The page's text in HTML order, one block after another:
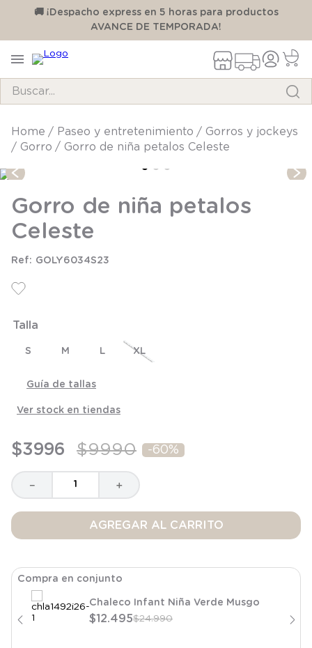
🚚 ¡Despacho express en 5 horas para productos
AVANCE DE TEMPORADA!
paseo y entretenimiento
gorros y jockeys
gorro
Gorro de niña petalos Celeste
Gorro de niña petalos
Celeste
GOLY6034S23
Talla
S M L XL
Guía de tallas
Ver stock en tiendas
$3996 $9990 -60%
＋
－
AGREGAR AL CARRITO
Compra en conjunto
Chaleco Infant Niña Verde Musgo
$12.495$24.990
TÉRMINOS MÁS BUSCADOS
1.
pijama
3.
zapatillas
4.
body
8.
9.
saco dormir